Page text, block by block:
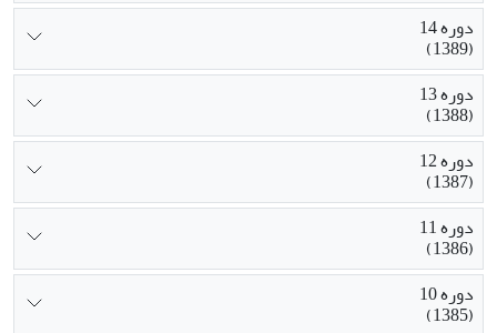
دوره 14
(1389)
دوره 13
(1388)
دوره 12
(1387)
دوره 11
(1386)
دوره 10
(1385)